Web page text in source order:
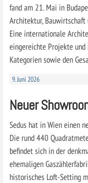
fand am 21. Mai in
Architektur,
Eine internationale
eingereichte Projekte und
Kategorien sowie den
9. Juni 2026
Neuer
Sedus hat in Wien einen
Die rund 440
befindet sich in der
ehemaligen
historisches Loft-Setting